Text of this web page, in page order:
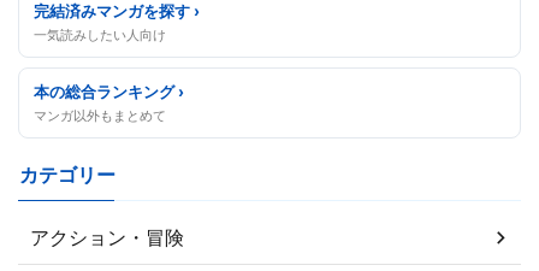
完結済みマンガを探す ›
一気読みしたい人向け
本の総合ランキング ›
マンガ以外もまとめて
カテゴリー
アクション・冒険